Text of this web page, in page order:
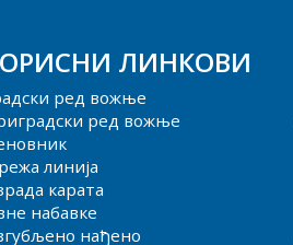
ЛИНКОВИ
ред вожње
ред вожње
линија
карата
набавке
нађено